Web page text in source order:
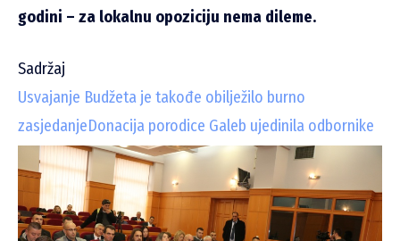
godini – za lokalnu opoziciju nema dileme.
Sadržaj
Usvajanje Budžeta je takođe obilježilo burno
zasjedanjeDonacija porodice Galeb ujedinila odbornike